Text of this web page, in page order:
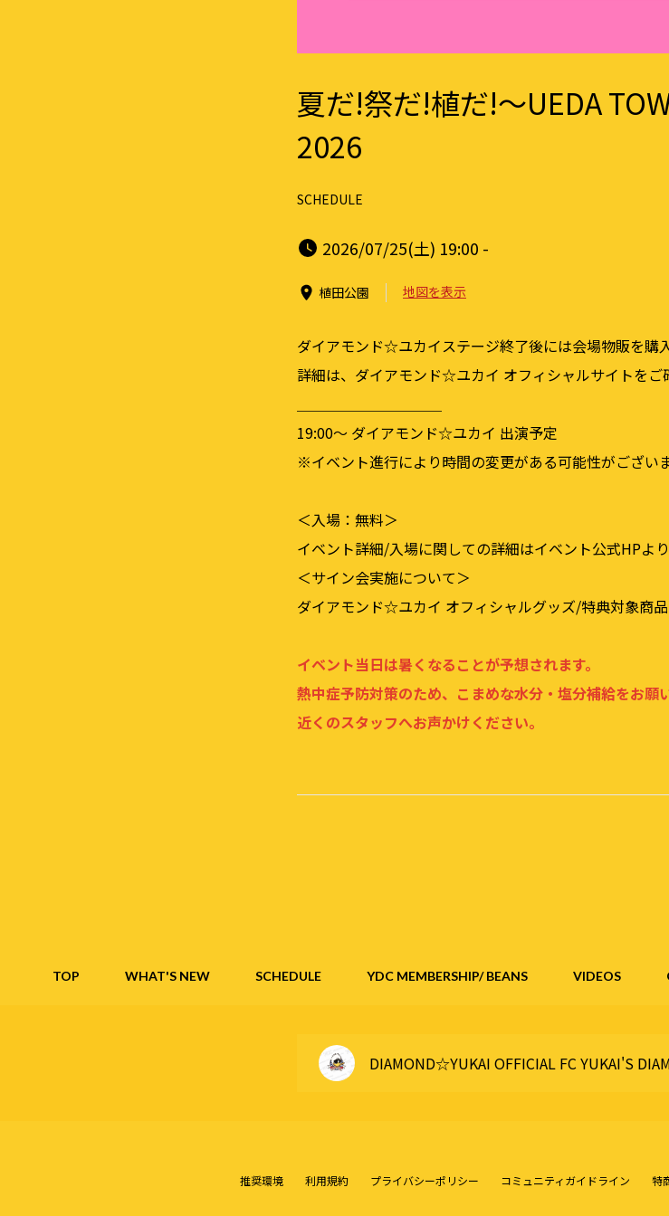
夏だ!祭だ!植だ!～UEDA
2026
SCHEDULE
2026/07/25(土) 19:00 -
植田公園 地図を表示
ダイアモンド☆ユカイステージ終了後には会場物販を購
詳細は、ダイアモンド☆ユカイ オフィシャルサイトを
19:00〜 ダイアモンド☆ユカイ 出演予定
※イベント進行により時間の変更がある可能性がございま
＜入場：無料＞
イベント詳細/入場に関しての詳細はイベント公式HPよ
＜サイン会実施について＞
ダイアモンド☆ユカイ オフィシャルグッズ/特典対象商品
イベント当日は暑くなることが予想されます。
熱中症予防対策のため、こまめな水分・塩分補給をお願
近くのスタッフへお声かけください。
TOP WHAT'S NEW SCHEDULE YDC MEMBERSHIP/ BEANS VIDEOS
DIAMOND☆YUKAI OFFICIAL FC YUKAI'S
推奨環境 利用規約 プライバシーポリシー コミュニティガイドライン 特